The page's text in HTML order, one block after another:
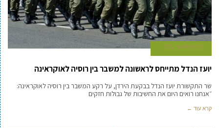
15 בפברואר 2022
יועז הנדל מתייחס לראשונה למשבר בין רוסיה לאוקראינה
שר התקשורת יועז הנדל בבקעת הירדן, על רקע המשבר בין רוסיה לאוקראינה:
״אנחנו רואים היום את החשיבות של גבולות חזקים
קרא עוד ←